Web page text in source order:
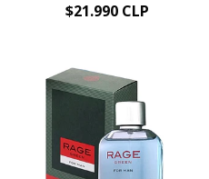
$21.990 CLP